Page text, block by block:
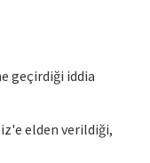
geçirdiği iddia
elden verildiği,